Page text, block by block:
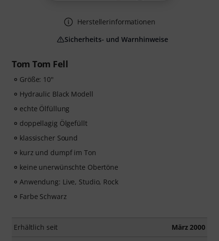
Tom Tom Fell
Größe: 10"
Hydraulic Black Modell
echte Ölfüllung
doppellagig Ölgefüllt
klassischer Sound
kurz und dumpf im Ton
keine unerwünschte Obertöne
Anwendung: Live, Studio, Rock
Farbe Schwarz
Erhältlich seit März 2000
Herstellerinformationen
Sicherheits- und Warnhinweise